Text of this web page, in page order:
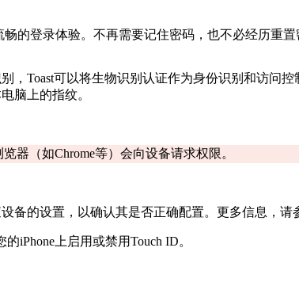
登录体验。不再需要记住密码，也不必经历重置
，Toast可以将生物识别认证作为身份识别和访问
脑上的指纹。
器（如Chrome等）会向设备请求权限。
备的设置，以确认其是否正确配置。更多信息，请
iPhone上启用或禁用Touch ID。